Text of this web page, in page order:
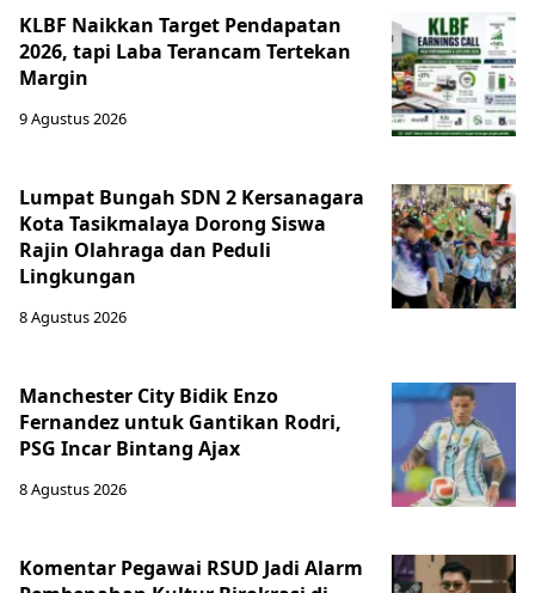
KLBF Naikkan Target Pendapatan
2026, tapi Laba Terancam Tertekan
Margin
9 Agustus 2026
Lumpat Bungah SDN 2 Kersanagara
Kota Tasikmalaya Dorong Siswa
Rajin Olahraga dan Peduli
Lingkungan
8 Agustus 2026
Manchester City Bidik Enzo
Fernandez untuk Gantikan Rodri,
PSG Incar Bintang Ajax
8 Agustus 2026
Komentar Pegawai RSUD Jadi Alarm